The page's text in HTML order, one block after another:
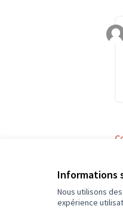
Informations
Nous utilisons
expérience